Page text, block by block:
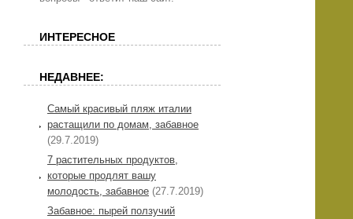
ИНТЕРЕСНОЕ
НЕДАВНЕЕ:
Самый красивый пляж италии
растащили по домам, забавное
(29.7.2019)
7 растительных продуктов,
которые продлят вашу
молодость, забавное (27.7.2019)
Забавное: пырей ползучий